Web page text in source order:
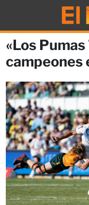
«Los
campeones